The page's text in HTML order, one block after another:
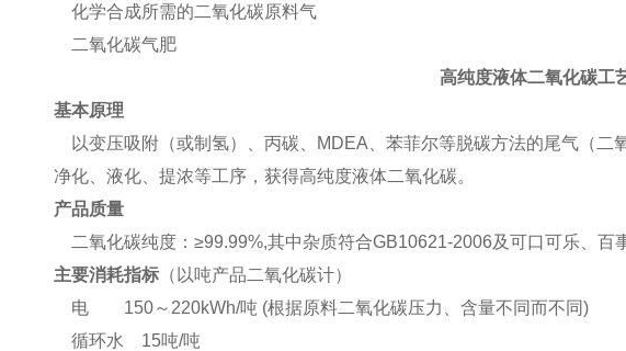
化学合成所需的二氧化碳原料气
二氧化碳气肥
高纯度液体二氧化碳工
基本原理
以变压吸附（或制氢）、丙碳、MDEA、苯菲尔等脱碳方法的尾气（二
净化、液化、提浓等工序，获得高纯度液体二氧化碳。
产品质量
二氧化碳纯度：≥99.99%,其中杂质符合GB10621-2006及可口可乐、百
主要消耗指标（以吨产品二氧化碳计）
电 150～220kWh/吨 (根据原料二氧化碳压力、含量不同而不同)
循环水 15吨/吨